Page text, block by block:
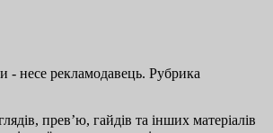
- несе рекламодавець. Рубрика
прев’ю, гайдів та інших матеріалів